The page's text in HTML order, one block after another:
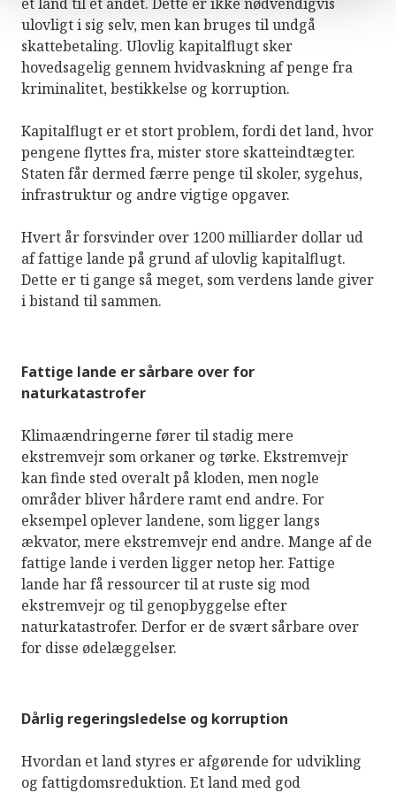
ulovligt i sig selv, men kan bruges til undgå
skattebetaling. Ulovlig kapitalflugt sker
hovedsagelig gennem hvidvaskning af penge fra
kriminalitet, bestikkelse og korruption.
Kapitalflugt er et stort problem, fordi det land, hvor
pengene flyttes fra, mister store skatteindtægter.
Staten får dermed færre penge til skoler, sygehus,
infrastruktur og andre vigtige opgaver.
Hvert år forsvinder over 1200 milliarder dollar ud
af fattige lande på grund af ulovlig kapitalflugt.
Dette er ti gange så meget, som verdens lande giver
i bistand til sammen.
Fattige lande er sårbare over for
naturkatastrofer
Klimaændringerne fører til stadig mere
ekstremvejr som orkaner og tørke. Ekstremvejr
kan finde sted overalt på kloden, men nogle
områder bliver hårdere ramt end andre. For
eksempel oplever landene, som ligger langs
ækvator, mere ekstremvejr end andre. Mange af de
fattige lande i verden ligger netop her. Fattige
lande har få ressourcer til at ruste sig mod
ekstremvejr og til genopbyggelse efter
naturkatastrofer. Derfor er de svært sårbare over
for disse ødelæggelser.
Dårlig regeringsledelse og korruption
Hvordan et land styres er afgørende for udvikling
og fattigdomsreduktion. Et land med god